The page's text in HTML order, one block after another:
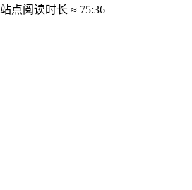
站点阅读时长 ≈ 75:36